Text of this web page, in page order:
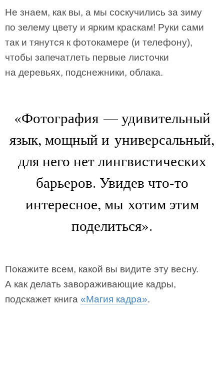
Не знаем, как вы, а мы соскучились за зиму
по зелему цвету и ярким краскам! Руки сами
так и тянутся к фотокамере (и телефону),
чтобы запечатлеть первые листочки
на деревьях, подснежники, облака.
«Фотография — удивительный
язык, мощный и универсальный,
для него нет лингвистических
барьеров. Увидев что-то
интересное, мы хотим этим
поделиться».
Покажите всем, какой вы видите эту весну.
А как делать завораживающие кадры,
подскажет книга «Магия кадра».